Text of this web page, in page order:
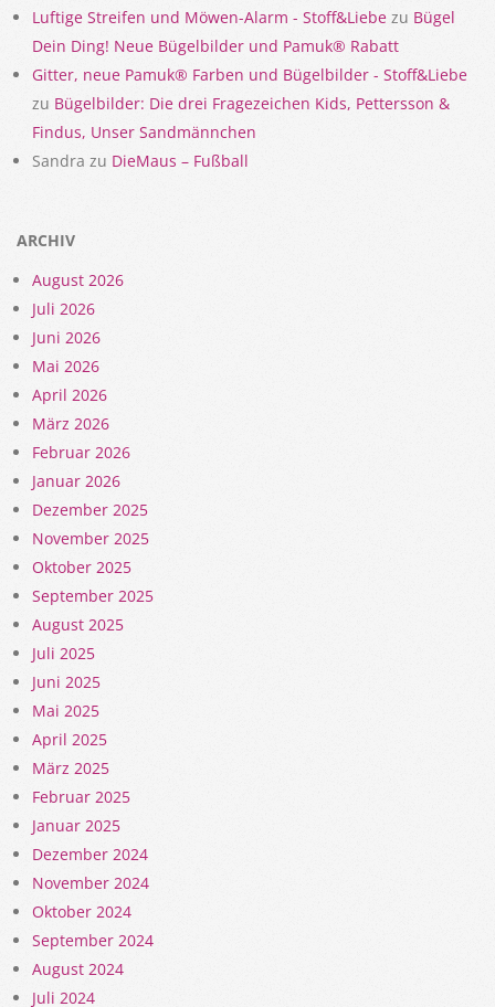
Luftige Streifen und Möwen-Alarm - Stoff&Liebe zu Bügel
Dein Ding! Neue Bügelbilder und Pamuk® Rabatt
Gitter, neue Pamuk® Farben und Bügelbilder - Stoff&Liebe
zu Bügelbilder: Die drei Fragezeichen Kids, Pettersson &
Findus, Unser Sandmännchen
Sandra zu DieMaus – Fußball
ARCHIV
August 2026
Juli 2026
Juni 2026
Mai 2026
April 2026
März 2026
Februar 2026
Januar 2026
Dezember 2025
November 2025
Oktober 2025
September 2025
August 2025
Juli 2025
Juni 2025
Mai 2025
April 2025
März 2025
Februar 2025
Januar 2025
Dezember 2024
November 2024
Oktober 2024
September 2024
August 2024
Juli 2024